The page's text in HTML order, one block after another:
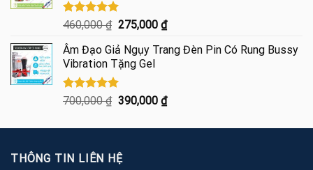
Được xếp
5.00
5 sao
460,000₫ Giá
là:
460,000 ₫.
275,000 ₫Giá
tại
Âm Đạo Giả Ngụy Trang Đèn Pin Có Rung Bussy
Vibration Tặng Gel
Được xếp
5.00
700,000₫ Giá
là:
390,000 ₫Giá
tại
THÔNG TIN LIÊN HỆ